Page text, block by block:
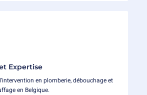
Expertise
en plomberie, débouchage et
en Belgique.